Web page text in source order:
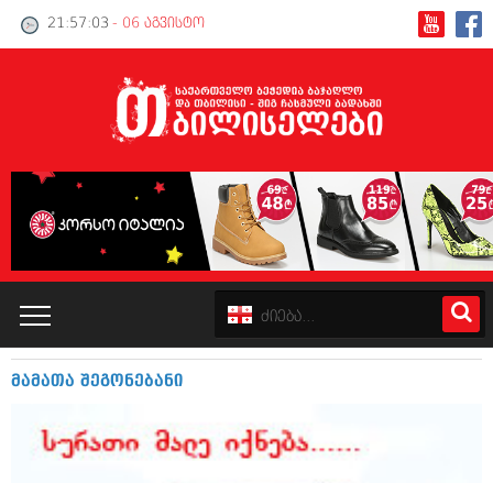
21:57:03 - 06 აგვისტო
კატალოგი
პოლიტიკა
მამათა შეგონებანი